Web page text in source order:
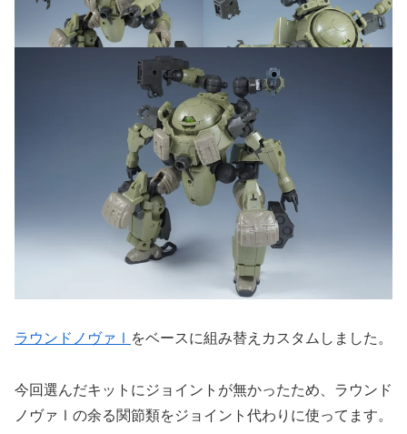
ラウンドノヴァⅠ をベースに組み替えカスタムしました。
今回選んだキットにジョイントが無かったため、ラウンド
ノヴァⅠの余る関節類をジョイント代わりに使ってます。